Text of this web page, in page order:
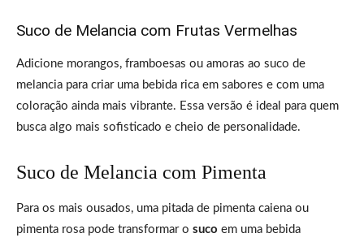
Suco de Melancia com Frutas Vermelhas
Adicione morangos, framboesas ou amoras ao suco de
melancia para criar uma bebida rica em sabores e com uma
coloração ainda mais vibrante. Essa versão é ideal para quem
busca algo mais sofisticado e cheio de personalidade.
Suco de Melancia com Pimenta
Para os mais ousados, uma pitada de pimenta caiena ou
pimenta rosa pode transformar o suco em uma bebida